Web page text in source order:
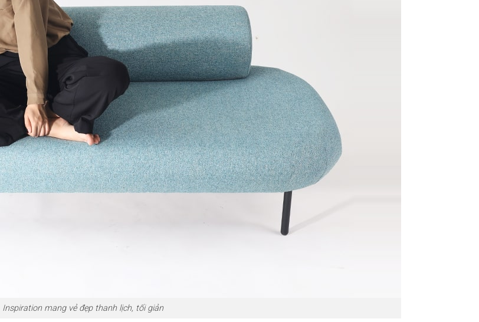
Inspiration mang vẻ đẹp thanh lịch, tối giản